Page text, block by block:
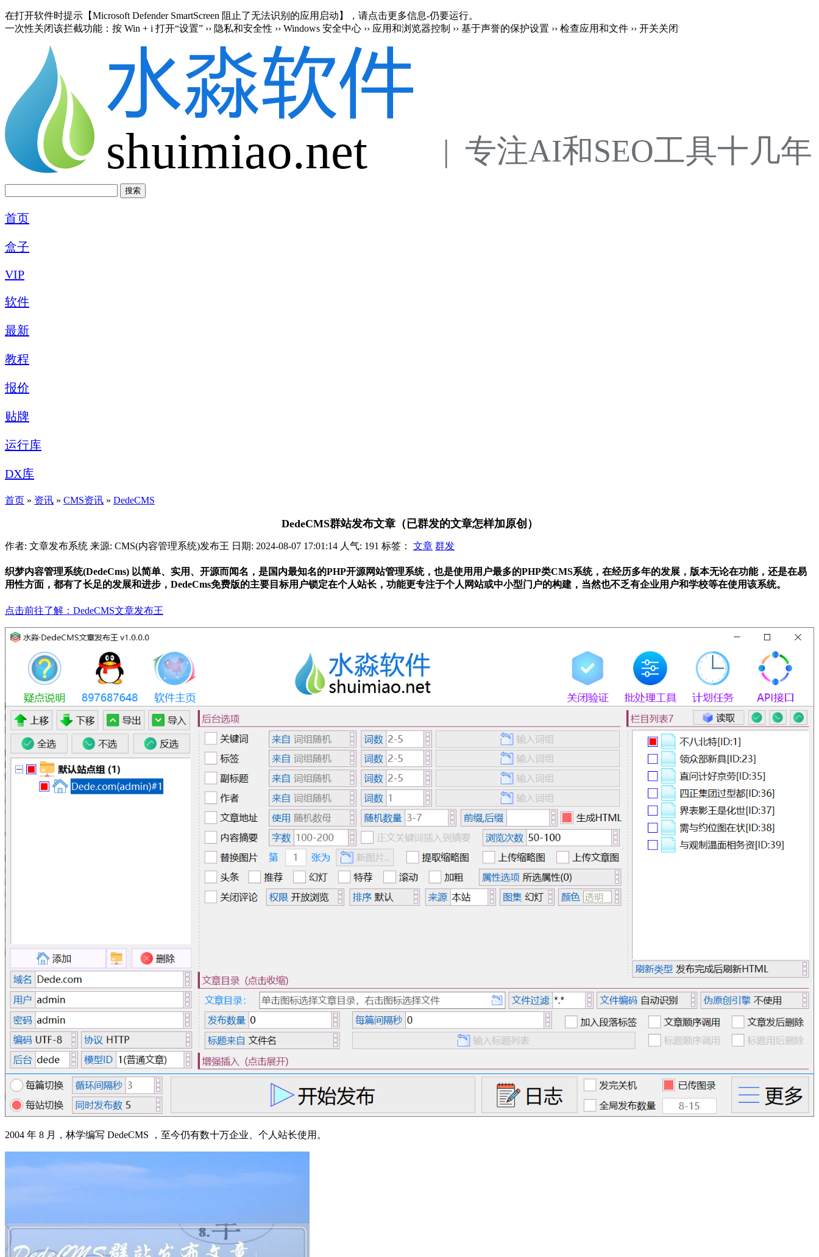
在打开软件时提示【Microsoft Defender SmartScreen 阻止了无法识别的应用启动】，请点击更多信息-仍要运行。
一次性关闭该拦截功能：按 Win + i 打开“设置” ›› 隐私和安全性 ›› Windows 安全中心 ›› 应用和浏览器控制 ›› 基于声誉的保护设置 ›› 检查应用和文件 ›› 开关关闭
shuimiao.net |  专注AI和SEO工具十几年
首页
盒子
VIP
软件
最新
教程
报价
贴牌
运行库
DX库
首页 » 资讯 » CMS资讯 » DedeCMS
DedeCMS群站发布文章（已群发的文章怎样加原创）
作者: 文章发布系统 来源: CMS(内容管理系统)发布王 日期: 2024-08-07 17:01:14 人气: 191 标签： 文章 群发
织梦内容管理系统(DedeCms) 以简单、实用、开源而闻名，是国内最知名的PHP开源网站管理系统，也是使用用户最多的PHP类CMS系统，在经历多年的发展，版本无论在功能，还是在易
用性方面，都有了长足的发展和进步，DedeCms免费版的主要目标用户锁定在个人站长，功能更专注于个人网站或中小型门户的构建，当然也不乏有企业用户和学校等在使用该系统。
点击前往了解：DedeCMS文章发布王
2004 年 8 月，林学编写 DedeCMS ，至今仍有数十万企业、个人站长使用。